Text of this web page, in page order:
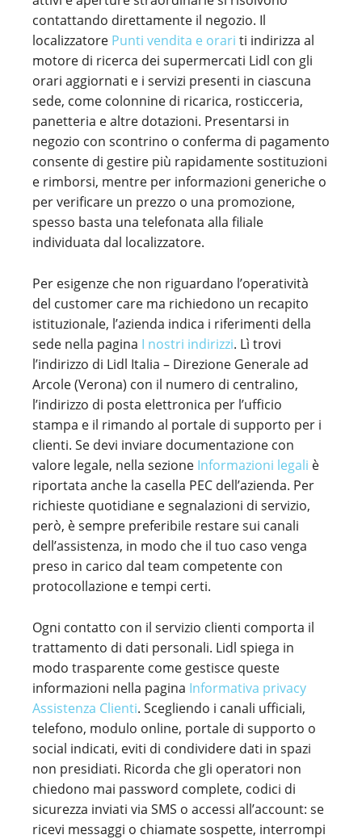
contattando direttamente il negozio. Il
localizzatore Punti vendita e orari ti indirizza al
motore di ricerca dei supermercati Lidl con gli
orari aggiornati e i servizi presenti in ciascuna
sede, come colonnine di ricarica, rosticceria,
panetteria e altre dotazioni. Presentarsi in
negozio con scontrino o conferma di pagamento
consente di gestire più rapidamente sostituzioni
e rimborsi, mentre per informazioni generiche o
per verificare un prezzo o una promozione,
spesso basta una telefonata alla filiale
individuata dal localizzatore.
Per esigenze che non riguardano l’operatività
del customer care ma richiedono un recapito
istituzionale, l’azienda indica i riferimenti della
sede nella pagina I nostri indirizzi. Lì trovi
l’indirizzo di Lidl Italia – Direzione Generale ad
Arcole (Verona) con il numero di centralino,
l’indirizzo di posta elettronica per l’ufficio
stampa e il rimando al portale di supporto per i
clienti. Se devi inviare documentazione con
valore legale, nella sezione Informazioni legali è
riportata anche la casella PEC dell’azienda. Per
richieste quotidiane e segnalazioni di servizio,
però, è sempre preferibile restare sui canali
dell’assistenza, in modo che il tuo caso venga
preso in carico dal team competente con
protocollazione e tempi certi.
Ogni contatto con il servizio clienti comporta il
trattamento di dati personali. Lidl spiega in
modo trasparente come gestisce queste
informazioni nella pagina Informativa privacy
Assistenza Clienti. Scegliendo i canali ufficiali,
telefono, modulo online, portale di supporto o
social indicati, eviti di condividere dati in spazi
non presidiati. Ricorda che gli operatori non
chiedono mai password complete, codici di
sicurezza inviati via SMS o accessi all’account: se
ricevi messaggi o chiamate sospette, interrompi